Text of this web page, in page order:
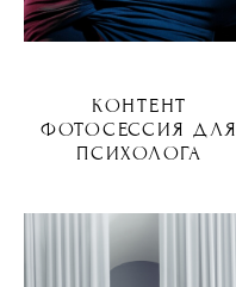
КОНТЕНТ
ФОТОСЕССИЯ ДЛЯ
ПСИХОЛОГА